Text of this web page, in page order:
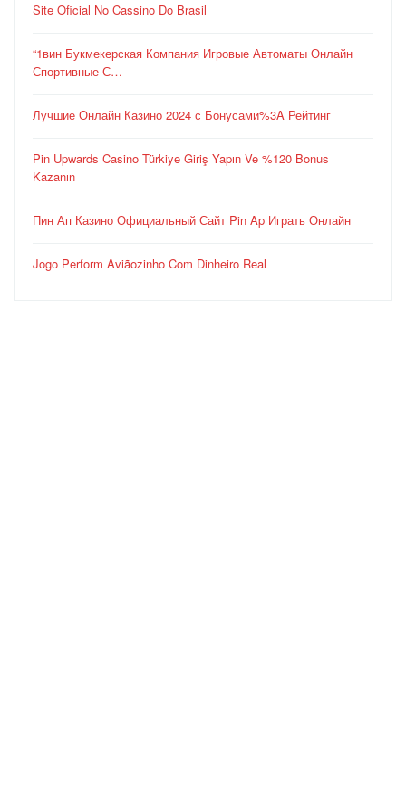
Site Oficial No Cassino Do Brasil
“1вин Букмекерская Компания Игровые Автоматы Онлайн
Спортивные С…
Лучшие Онлайн Казино 2024 с Бонусами%3A Рейтинг
Pin Upwards Casino Türkiye Giriş Yapın Ve %120 Bonus
Kazanın
Пин Ап Казино Официальный Сайт Pin Ap Играть Онлайн
Jogo Perform Aviãozinho Com Dinheiro Real